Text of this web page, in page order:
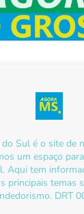
Sul é o site de
um espaço
Aqui tem
principais temas
DRT